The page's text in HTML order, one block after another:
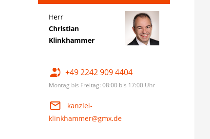
Herr
Christian
Klinkhammer
+49 2242 909 4404
Montag bis Freitag: 08:00 bis 17:00 Uhr
kanzlei-
klinkhammer@gmx.de